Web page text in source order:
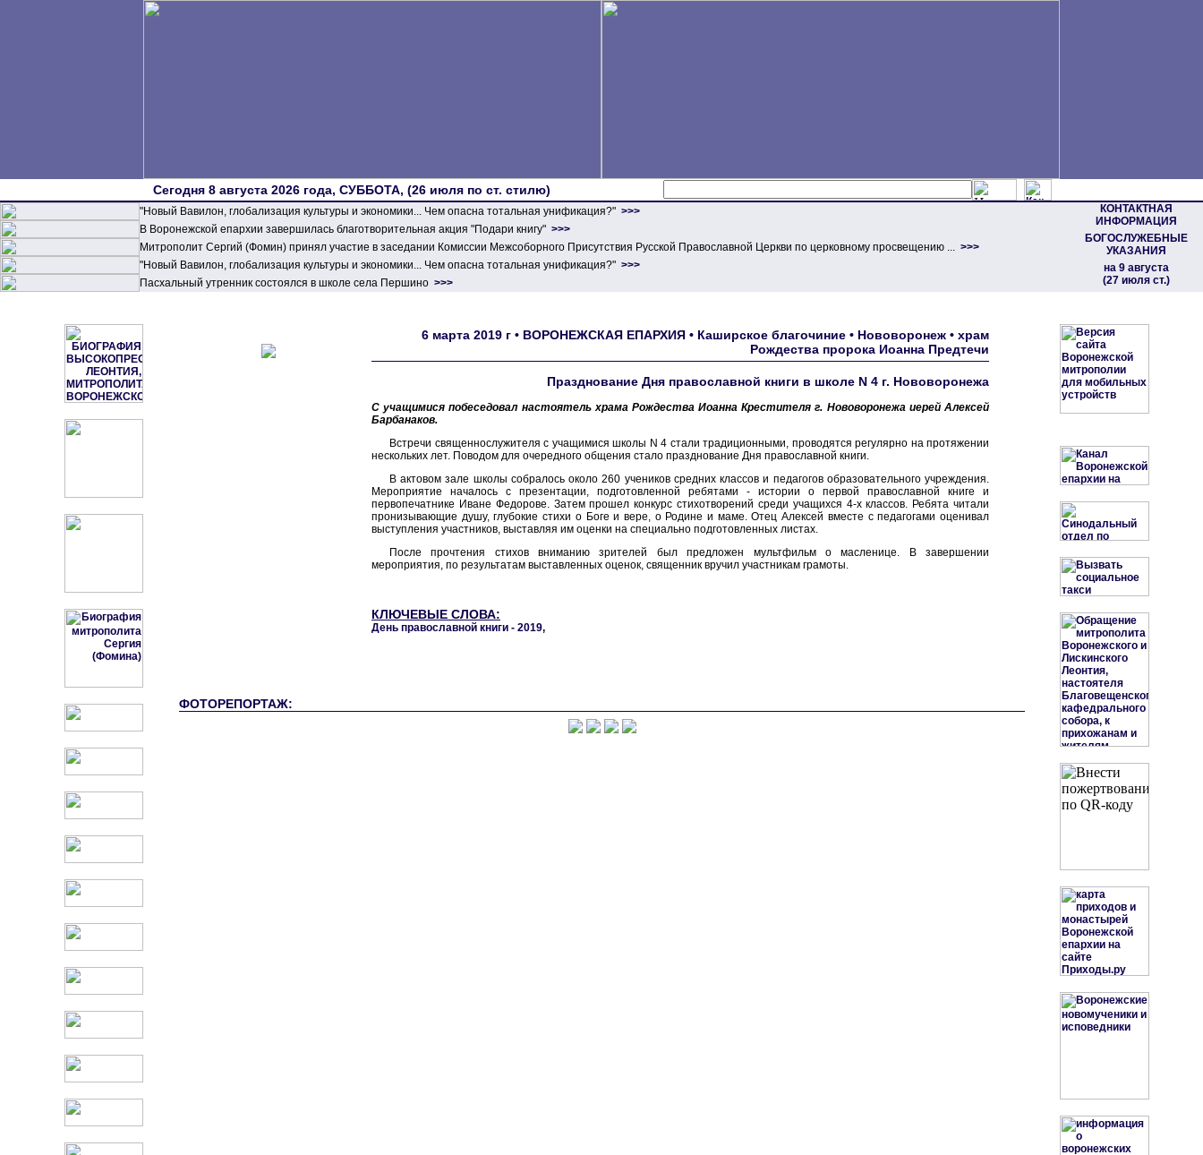
Сегодня 8 августа 2026 года, СУББОТА, (26 июля по ст. стилю)
"Новый Вавилон, глобализация культуры и экономики... Чем опасна тотальная унификация?" >>>
КОНТАКТНАЯ
ИНФОРМАЦИЯ
БОГОСЛУЖЕБНЫЕ
УКАЗАНИЯ
на 9 августа
(27 июля ст.)
В Воронежской епархии завершилась благотворительная акция "Подари книгу" >>>
Митрополит Сергий (Фомин) принял участие в заседании Комиссии Межсоборного Присутствия Русской Православной Церкви по церковному просвещению ... >>>
"Новый Вавилон, глобализация культуры и экономики... Чем опасна тотальная унификация?" >>>
Пасхальный утренник состоялся в школе села Першино >>>
6 марта 2019 г • ВОРОНЕЖСКАЯ ЕПАРХИЯ • Каширское благочиние • Нововоронеж • храм
Рождества пророка Иоанна Предтечи
Празднование Дня православной книги в школе N 4 г. Нововоронежа
С учащимися побеседовал настоятель храма Рождества Иоанна Крестителя г. Нововоронежа иерей Алексей
Барбанаков.
Встречи священнослужителя с учащимися школы N 4 стали традиционными, проводятся регулярно на протяжении
нескольких лет. Поводом для очередного общения стало празднование Дня православной книги.
В актовом зале школы собралось около 260 учеников средних классов и педагогов образовательного учреждения.
Мероприятие началось с презентации, подготовленной ребятами - истории о первой православной книге и
первопечатнике Иване Федорове. Затем прошел конкурс стихотворений среди учащихся 4-х классов. Ребята читали
пронизывающие душу, глубокие стихи о Боге и вере, о Родине и маме. Отец Алексей вместе с педагогами оценивал
выступления участников, выставляя им оценки на специально подготовленных листах.
После прочтения стихов вниманию зрителей был предложен мультфильм о масленице. В завершении
мероприятия, по результатам выставленных оценок, священник вручил участникам грамоты.
КЛЮЧЕВЫЕ СЛОВА:
День православной книги - 2019,
ФОТОРЕПОРТАЖ: